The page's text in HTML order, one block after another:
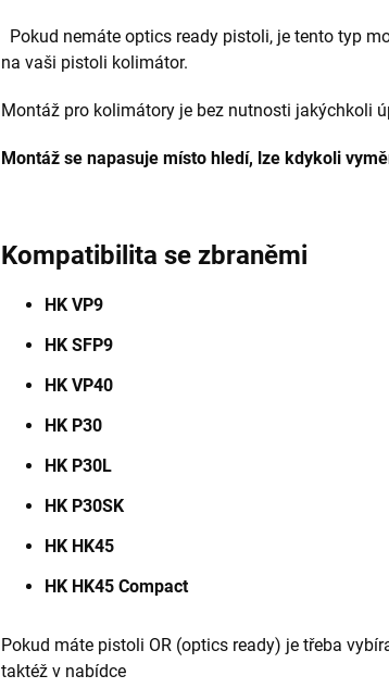
Pokud nemáte optics ready pistoli, je tento typ
na vaši pistoli kolimátor.
Montáž pro kolimátory je bez nutnosti jakýchkoli
Montáž se napasuje místo hledí, lze kdykoli
Kompatibilita se zbraněmi
HK VP9
HK SFP9
HK VP40
HK P30
HK P30L
HK P30SK
HK HK45
HK HK45 Compact
Pokud máte pistoli OR (optics ready) je třeba
taktéž v nabídce